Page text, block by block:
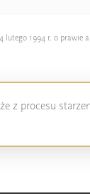
1994 r. o
procesu